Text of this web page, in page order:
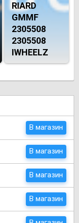
RIARD
GMMF
2305508
2305508
IWHEELZ
В магазин
В магазин
В магазин
В магазин